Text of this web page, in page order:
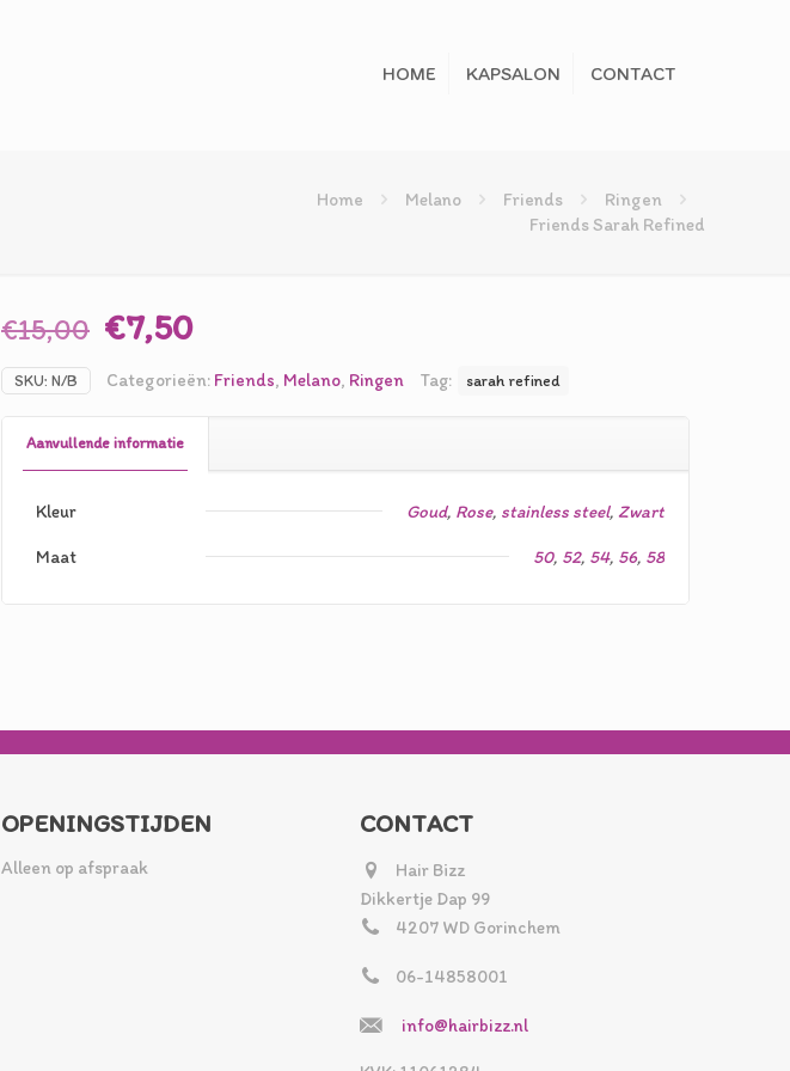
HOME KAPSALON CONTACT
Home Melano Friends
Ringen
Friends Sarah Refined
€15,00 Oorspronkelijke
was:
€15,00.
€7,50Huidige
is:
SKU: N/B Categorieën: Friends, Melano, Ringen Tag: sarah refined
Aanvullende informatie
Kleur Goud, Rose, stainless steel, Zwart
Maat 50, 52, 54, 56, 58
OPENINGSTIJDEN
Alleen op afspraak
CONTACT
Hair Bizz
Dikkertje Dap 99
4207 WD Gorinchem
06-14858001
info@hairbizz.nl